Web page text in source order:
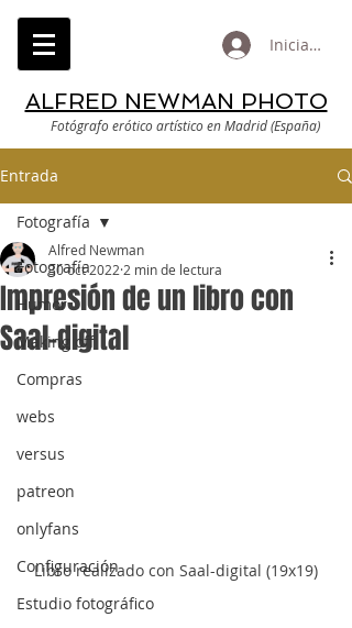
Iniciar
ALFRED NEWMAN PHOTO
Fotógrafo erótico artístico en Madrid (España)
Entrada
Fotografía
Humor
Making off
Compras
webs
versus
patreon
onlyfans
Configuración
Estudio fotográfico
Fotografía
Impresión de un libro con
Saal-digital
Alfred Newman
30 oct 2022 2 min de lectura
Libro realizado con Saal-digital (19x19)